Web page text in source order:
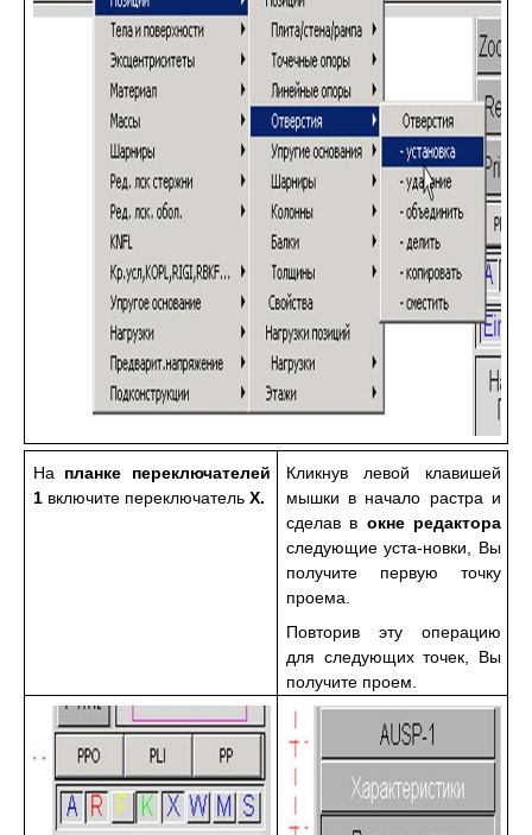
На планке переключателей
1 включите переключательX.
Кликнув левой клавишей
мышки в начало растра и
сделав в окне редактора
следующие уста-новки, Вы
получите первую точку
проема.
Повторив эту операцию
для следующих точек, Вы
получите проем.